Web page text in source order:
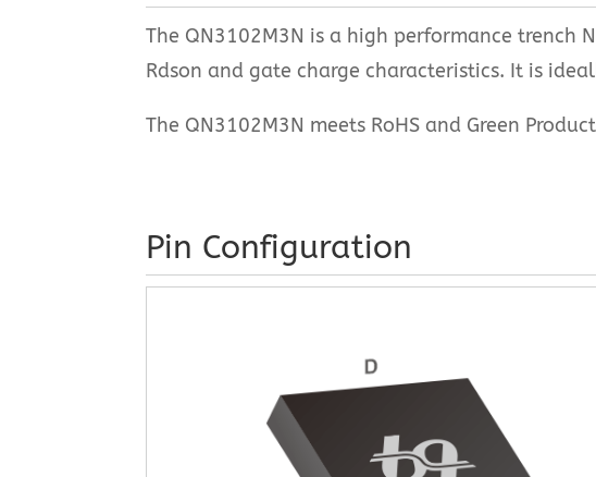
The QN3102M3N is a high performance trench
Rdson and gate charge characteristics. It is
The QN3102M3N meets RoHS and Green
Pin Configuration